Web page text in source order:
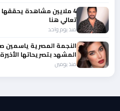
4 ملايين مشاهدة يحققها
تعالي هنا
منذ يوم واحد
النجمة المصرية ياسمين
المشهد بتصريحاتها الأخيرة
منذ يومين